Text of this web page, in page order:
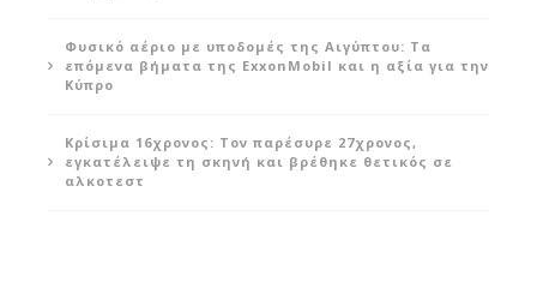
Φυσικό αέριο με υποδομές της Αιγύπτου: Τα
επόμενα βήματα της ExxonMobil και η αξία για την
Κύπρο
Κρίσιμα 16χρονος: Τον παρέσυρε 27χρονος,
εγκατέλειψε τη σκηνή και βρέθηκε θετικός σε
αλκοτεστ